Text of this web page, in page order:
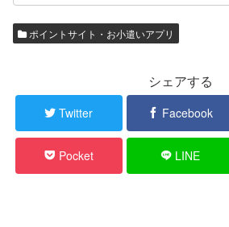
ポイントサイト・お小遣いアプリ
シェアする
Twitter Facebook
Pocket LINE